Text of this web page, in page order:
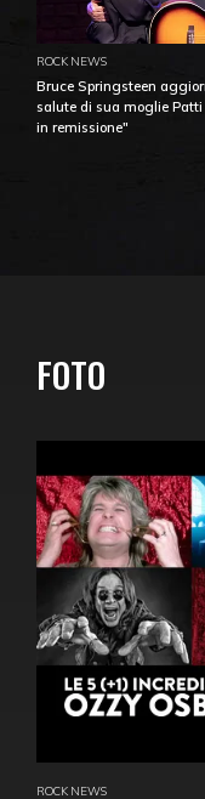
ROCK NEWS
Bruce Springsteen
salute di sua moglie
in remissione"
FOTO
ROCK NEWS